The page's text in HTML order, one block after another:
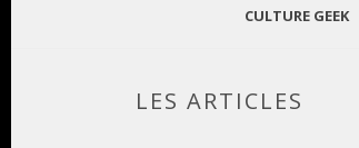
CULTURE GEEK
LES ARTICLES